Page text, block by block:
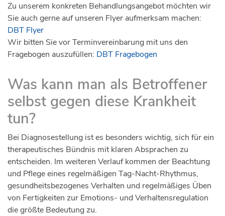
Zu unserem konkreten Behandlungsangebot möchten wir
Sie auch gerne auf unseren Flyer aufmerksam machen:
DBT Flyer
Wir bitten Sie vor Terminvereinbarung mit uns den
Fragebogen auszufüllen: DBT Fragebogen
Was kann man als Betroffener
selbst gegen diese Krankheit
tun?
Bei Diagnosestellung ist es besonders wichtig, sich für ein
therapeutisches Bündnis mit klaren Absprachen zu
entscheiden. Im weiteren Verlauf kommen der Beachtung
und Pflege eines regelmäßigen Tag-Nacht-Rhythmus,
gesundheitsbezogenes Verhalten und regelmäßiges Üben
von Fertigkeiten zur Emotions- und Verhaltensregulation
die größte Bedeutung zu.